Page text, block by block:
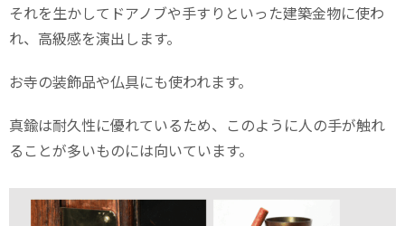
それを生かしてドアノブや手すりといった建築金物に使わ
れ、高級感を演出します。
お寺の装飾品や仏具にも使われます。
真鍮は耐久性に優れているため、このように人の手が触れ
ることが多いものには向いています。